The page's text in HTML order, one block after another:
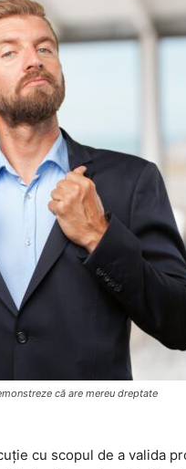
că are mereu dreptate
cu scopul de a valida